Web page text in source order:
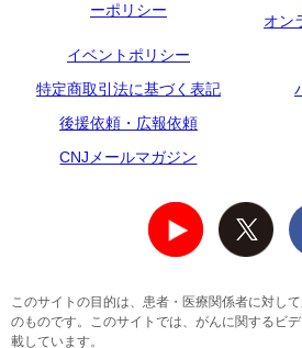
ーポリシー
オン
イベントポリシー
特定商取引法に基づく表記
後援依頼・広報依頼
CNJメールマガジン
このサイトの目的は、患者・医療関係者に対し
のものです。このサイトでは、がんに関するビ
載しています。